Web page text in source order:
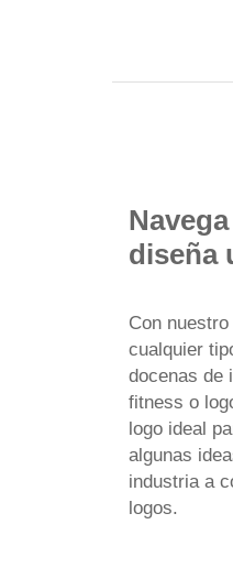
diseña
Con
cualquier
docenas de
fitness o
logo ideal
algunas
industria a
logos.